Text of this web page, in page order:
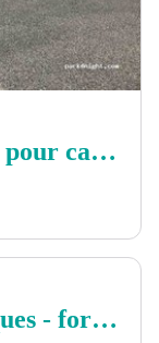
Aire de service communal pour camping-car
Alygn ateliers thérapeutiques - formation